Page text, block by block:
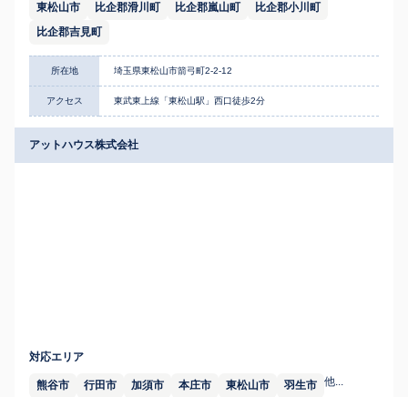
東松山市 比企郡滑川町 比企郡嵐山町
比企郡小川町
比企郡吉見町
所在地 埼玉県東松山市箭弓町2-2-12
アクセス 東武東上線「東松山駅」西口徒歩2分
アットハウス株式会社
対応エリア
熊谷市 行田市 加須市 本庄市 東松山市 羽生市 他...